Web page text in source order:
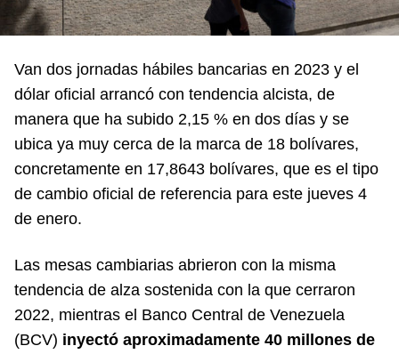
Van dos jornadas hábiles bancarias en 2023 y el
dólar oficial arrancó con tendencia alcista, de
manera que ha subido 2,15 % en dos días y se
ubica ya muy cerca de la marca de 18 bolívares,
concretamente en 17,8643 bolívares, que es el tipo
de cambio oficial de referencia para este jueves 4
de enero.
Las mesas cambiarias abrieron con la misma
tendencia de alza sostenida con la que cerraron
2022, mientras el Banco Central de Venezuela
(BCV) inyectó aproximadamente 40 millones de